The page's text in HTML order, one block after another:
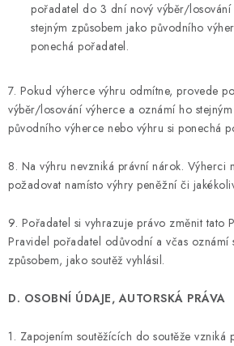
pořadatel do 3 dní nový výběr/
stejným způsobem jako původního
ponechá pořadatel.
7. Pokud výherce výhru odmítne, provede
výběr/losování výherce a oznámí ho
původního výherce nebo výhru si ponechá
8. Na výhru nevzniká právní nárok. Výherci
požadovat namísto výhry peněžní či
9. Pořadatel si vyhrazuje právo změnit tato
Pravidel pořadatel odůvodní a včas oznámí
způsobem, jako soutěž vyhlásil.
D. OSOBNÍ ÚDAJE, AUTORSKÁ PRÁVA
1. Zapojením soutěžících do soutěže vzniká